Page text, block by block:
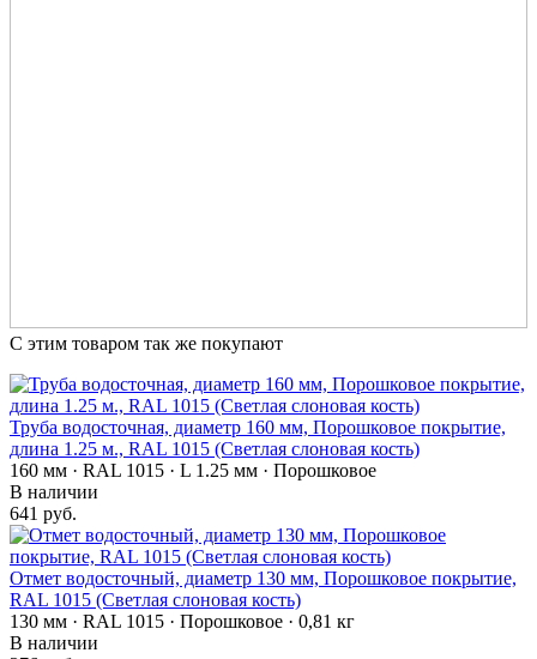
С этим товаром так же покупают
Труба водосточная, диаметр 160 мм, Порошковое покрытие,
длина 1.25 м., RAL 1015 (Светлая слоновая кость)
160 мм · RAL 1015 · L 1.25 мм · Порошковое
В наличии
641 руб.
Отмет водосточный, диаметр 130 мм, Порошковое покрытие,
RAL 1015 (Светлая слоновая кость)
130 мм · RAL 1015 · Порошковое · 0,81 кг
В наличии